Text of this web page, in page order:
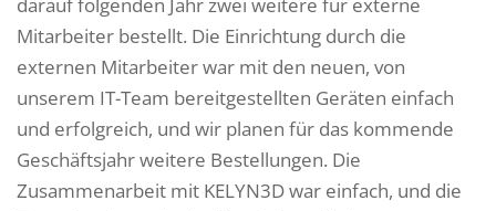
Mitarbeiter bestellt. Die Einrichtung durch die
externen Mitarbeiter war mit den neuen, von
unserem IT-Team bereitgestellten Geräten einfach
und erfolgreich, und wir planen für das kommende
Geschäftsjahr weitere Bestellungen. Die
Zusammenarbeit mit KELYN3D war einfach, und die